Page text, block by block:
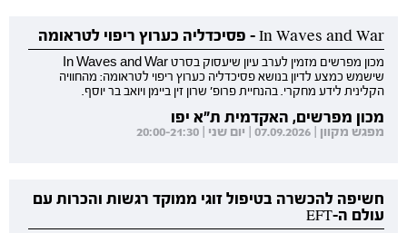
In Waves and War - פסיכדליה כערוץ ריפוי לטראומה
מכון מפרשים מזמין לערב עיון שיעסוק בסרט In Waves and War
שישמש כמצע לדיון בנושא פסיכדליה כערוץ ריפוי לטראומה: מהחוויה
הקלינית לידע מחקרי. בהנחיית פרופ' שרון זין ביימן ויואב בר יוסף.
מכון מפרשים, האקדמית ת"א יפו
מפגש מקוון | 07.09.2026 | יום שני | 20:00-21:30
חשיפה להכשרה בטיפול זוגי ממוקד רגשות והכרות עם
עולם ה-EFT